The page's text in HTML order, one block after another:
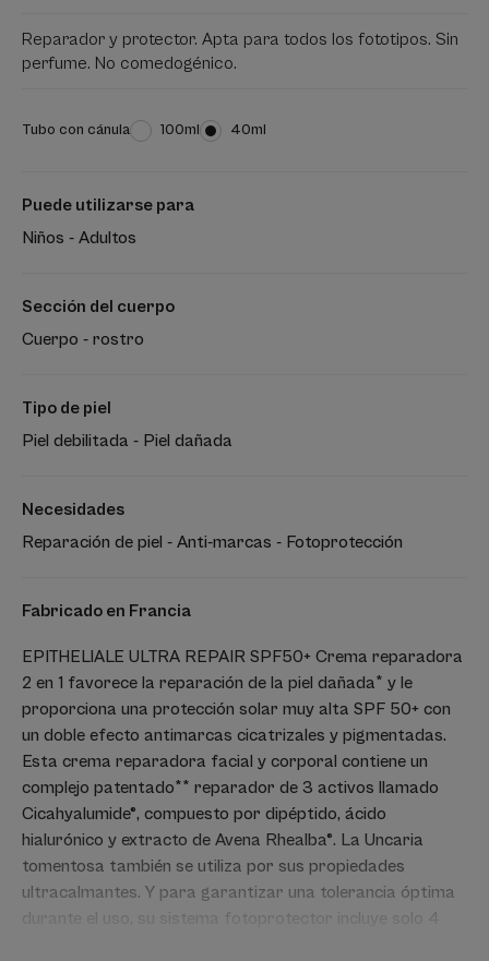
Reparador y protector. Apta para todos los fototipos. Sin
perfume. No comedogénico.
Tubo con cánula
Tubo
100ml
Tubo
40ml
Puede utilizarse para
Niños - Adultos
Sección del cuerpo
Cuerpo - rostro
Tipo de piel
Piel debilitada - Piel dañada
Necesidades
Reparación de piel - Anti-marcas - Fotoprotección
Fabricado en Francia
EPITHELIALE ULTRA REPAIR SPF50+ Crema reparadora
2 en 1 favorece la reparación de la piel dañada* y le
proporciona una protección solar muy alta SPF 50+ con
un doble efecto antimarcas cicatrizales y pigmentadas.
Esta crema reparadora facial y corporal contiene un
complejo patentado** reparador de 3 activos llamado
Cicahyalumide®, compuesto por dipéptido, ácido
hialurónico y extracto de Avena Rhealba®. La Uncaria
tomentosa también se utiliza por sus propiedades
ultracalmantes. Y para garantizar una tolerancia óptima
durante el uso, su sistema fotoprotector incluye solo 4